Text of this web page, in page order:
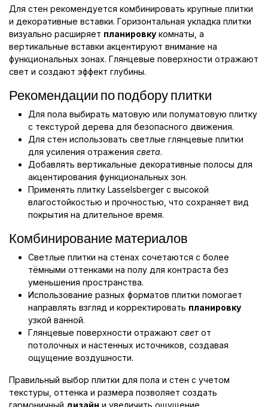
Для стен рекомендуется комбинировать крупные плитки
и декоративные вставки. Горизонтальная укладка плитки
визуально расширяет планировку комнаты, а
вертикальные вставки акцентируют внимание на
функциональных зонах. Глянцевые поверхности отражают
свет и создают эффект глубины.
Рекомендации по подбору плитки
Для пола выбирать матовую или полуматовую плитку
с текстурой дерева для безопасного движения.
Для стен использовать светлые глянцевые плитки
для усиления отражения света.
Добавлять вертикальные декоративные полосы для
акцентирования функциональных зон.
Применять плитку Lasselsberger с высокой
влагостойкостью и прочностью, что сохраняет вид
покрытия на длительное время.
Комбинирование материалов
Светлые плитки на стенах сочетаются с более
тёмными оттенками на полу для контраста без
уменьшения пространства.
Использование разных форматов плитки помогает
направлять взгляд и корректировать планировку
узкой ванной.
Глянцевые поверхности отражают свет от
потолочных и настенных источников, создавая
ощущение воздушности.
Правильный выбор плитки для пола и стен с учетом
текстуры, оттенка и размера позволяет создать
гармоничный дизайн и увеличить ощущение